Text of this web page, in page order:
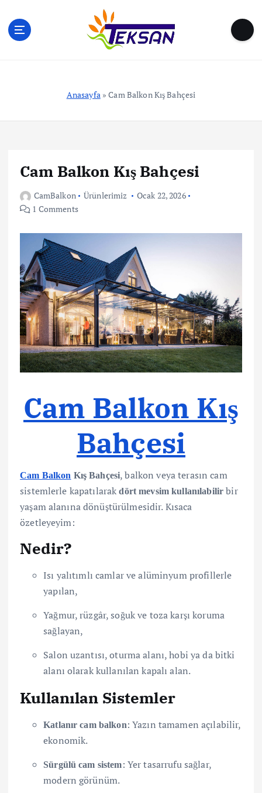
Anasayfa »Cam Balkon Kış Bahçesi
Cam Balkon Kış Bahçesi
CamBalkon Ürünlerimiz
Ocak 22, 2026
1 Comments
Cam Balkon Kış
Bahçesi
Cam Balkon Kış Bahçesi, balkon veya terasın cam
sistemlerle kapatılarakdört mevsim kullanılabilir bir
yaşam alanına dönüştürülmesidir. Kısaca
özetleyeyim:
Nedir?
Isı yalıtımlı camlar ve alüminyum profillerle
yapılan,
Yağmur, rüzgâr, soğuk ve toza karşı koruma
sağlayan,
Salon uzantısı, oturma alanı, hobi ya da bitki
alanı olarak kullanılan kapalı alan.
Kullanılan Sistemler
Katlanır cam balkon: Yazın tamamen açılabilir,
ekonomik.
Sürgülü cam sistem: Yer tasarrufu sağlar,
modern görünüm.